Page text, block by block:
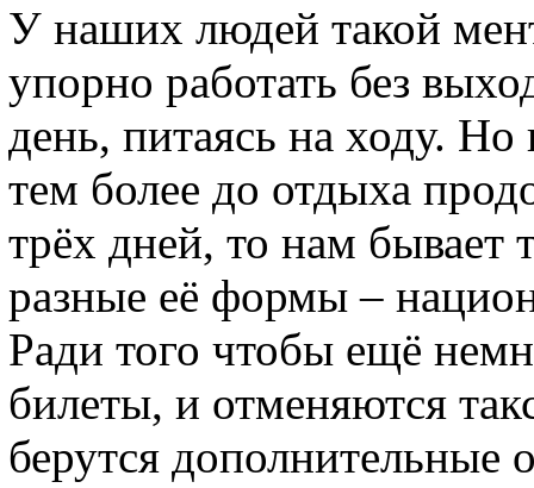
У наших людей такой
упорно работать без
день, питаясь на ходу.
тем более до отдыха
трёх дней, то нам бывает
разные её формы –
Ради того чтобы ещё
билеты, и отменяются
берутся дополнительные